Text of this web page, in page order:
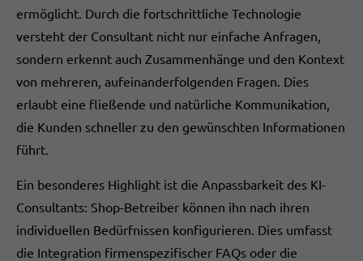
ermöglicht. Durch die fortschrittliche Technologie
versteht der Consultant nicht nur einfache Anfragen,
sondern erkennt auch Zusammenhänge und den Kontext
von mehreren, aufeinanderfolgenden Fragen. Dies
erlaubt eine fließende und natürliche Kommunikation,
die Kunden schneller zu den gewünschten Informationen
führt.
Ein besonderes Highlight ist die Anpassbarkeit des KI-
Consultants: Shop-Betreiber können ihn nach ihren
individuellen Bedürfnissen konfigurieren. Dies umfasst
die Integration firmenspezifischer FAQs oder die